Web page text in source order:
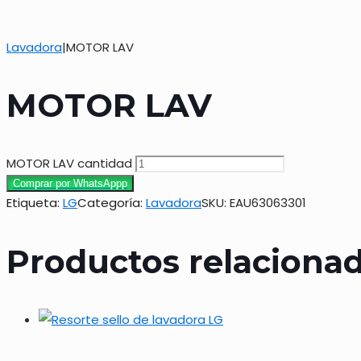
Lavadora|MOTOR LAV
MOTOR LAV
MOTOR LAV cantidad
Comprar por WhatsAppp
Etiqueta: LGCategoría: LavadoraSKU: EAU63063301
Productos